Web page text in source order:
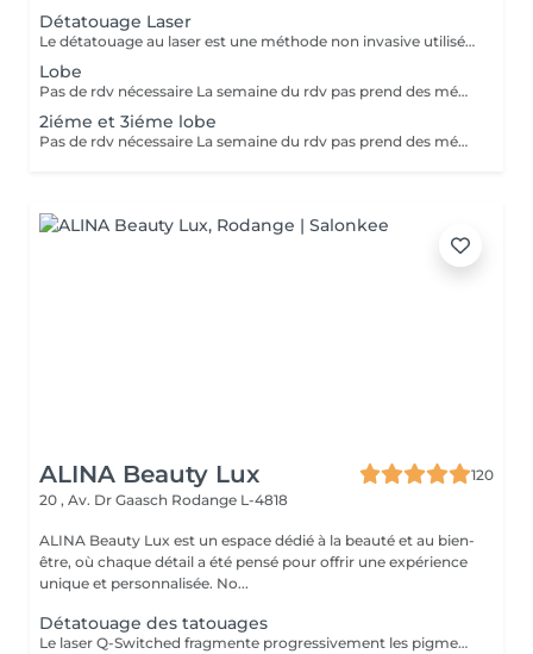
Détatouage Laser
Le détatouage au laser est une méthode non invasive utilisée pour enlever un tatouage de la peau en utilisant un laser. Ce processus est très populaire, car il permet de supprimer les tatouages de manière efficace tout en minimisant les risques de cicatrices. Le principe repose sur l'utilisation d e faisceaux lumineux qui fragmentent les pigments du tatouage.
Lobe
Pas de rdv nécessaire La semaine du rdv pas prend des médicaments, des anti-inflamatoires, des antibiotiques et de cortisone.
2iéme et 3iéme lobe
Pas de rdv nécessaire La semaine du rdv pas prend des médicaments, des anti-inflamatoires, des antibiotiques et de cortisone.
ALINA Beauty Lux
120
20 , Av. Dr Gaasch Rodange L-4818
ALINA Beauty Lux est un espace dédié à la beauté et au bien-
être, où chaque détail a été pensé pour offrir une expérience
unique et personnalisée. No...
Détatouage des tatouages
Le laser Q-Switched fragmente progressivement les pigments du tatouage afin que l'organisme les élimine naturellement. Tatouages noirs Tatouages rouges Tatouages bleus Certains pigments colorés (selon leur composition) En moyenne 4 à 10 séances, espacées de 6 à 8 semaines, sont nécessaires. À LIRE AVANT VOTRE SÉANCE Évitez toute exposition au soleil et aux UV pendant les 2 semaines avant et après la séance. Informez-nous si vous prenez un traitement photosensibilisant. Traitement contre-indiqué pendant la grossesse. Le traitement ne peut pas être réalisé sur une peau infectée, brûlée ou présentant une plaie. Ne pas appliquer de rétinol, d'acides exfoliants ou de produits irritants sur la zone avant et après le traitement. Respectez un délai minimum de 6 à 8 semaines entre chaque séance.